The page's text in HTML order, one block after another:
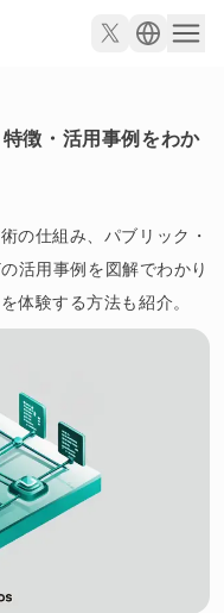
徴・活用事例をわか
の仕組み、パブリック・
活用事例を図解でわかり
体験する方法も紹介。